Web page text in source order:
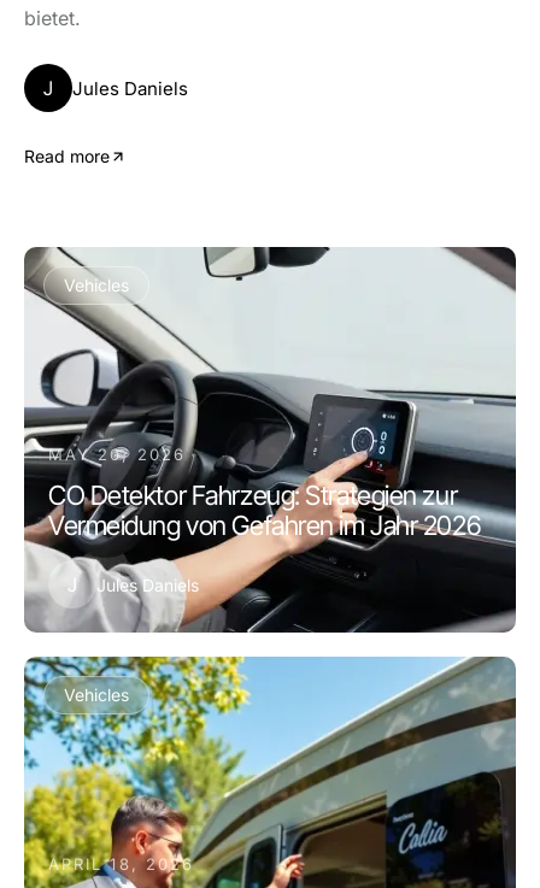
bietet.
J Jules Daniels
Read more
Vehicles
MAY 20, 2026
CO Detektor Fahrzeug: Strategien zur
Vermeidung von Gefahren im Jahr 2026
J Jules Daniels
Vehicles
APRIL 18, 2026